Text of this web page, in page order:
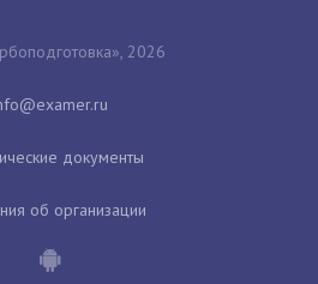
2026
документы
об организации